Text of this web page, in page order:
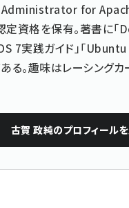
for
定資格を保有。著書に「
7実践ガイド」「
る。趣味はレーシングカ
古賀 政純のプロフィール